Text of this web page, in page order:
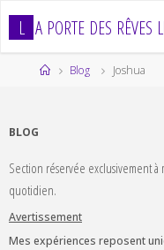
L A PORTE DES RÊVES L
HomeBlog Joshua
BLOG
Section réservée exclusivement
quotidien.
Avertissement
Mes expériences reposent